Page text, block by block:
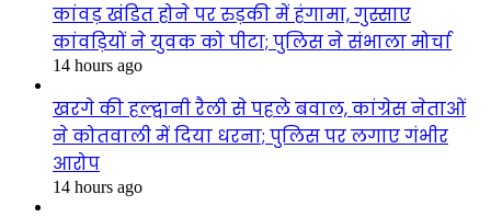
कांवड़ खंडित होने पर रुड़की में हंगामा, गुस्साए
कांवड़ियों ने युवक को पीटा; पुलिस ने संभाला मोर्चा
14 hours ago
खरगे की हल्द्वानी रैली से पहले बवाल, कांग्रेस नेताओं
ने कोतवाली में दिया धरना; पुलिस पर लगाए गंभीर
आरोप
14 hours ago